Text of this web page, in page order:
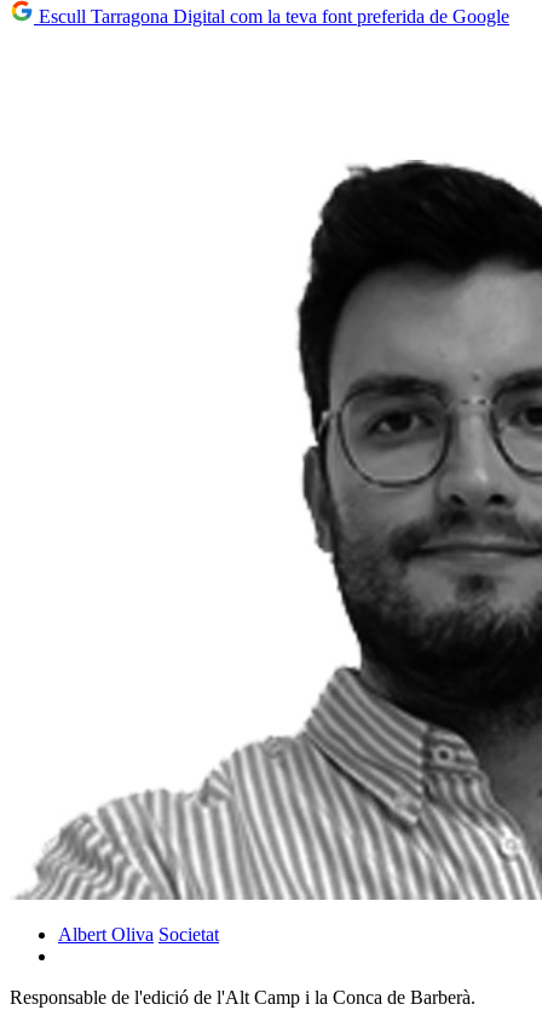
Escull Tarragona Digital com la teva font preferida de Google
Albert Oliva Societat
Responsable de l'edició de l'Alt Camp i la Conca de Barberà.